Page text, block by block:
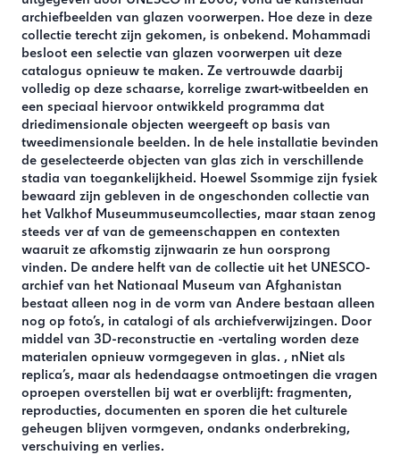
archiefbeelden van glazen voorwerpen. Hoe deze in deze
collectie terecht zijn gekomen, is onbekend. Mohammadi
besloot een selectie van glazen voorwerpen uit deze
catalogus opnieuw te maken. Ze vertrouwde daarbij
volledig op deze schaarse, korrelige zwart-witbeelden en
een speciaal hiervoor ontwikkeld programma dat
driedimensionale objecten weergeeft op basis van
tweedimensionale beelden. In de hele installatie bevinden
de geselecteerde objecten van glas zich in verschillende
stadia van toegankelijkheid. Hoewel Ssommige zijn fysiek
bewaard zijn gebleven in de ongeschonden collectie van
het Valkhof Museummuseumcollecties, maar staan zenog
steeds ver af van de gemeenschappen en contexten
waaruit ze afkomstig zijnwaarin ze hun oorsprong
vinden. De andere helft van de collectie uit het UNESCO-
archief van het Nationaal Museum van Afghanistan
bestaat alleen nog in de vorm van Andere bestaan alleen
nog op foto’s, in catalogi of als archiefverwijzingen. Door
middel van 3D-reconstructie en -vertaling worden deze
materialen opnieuw vormgegeven in glas. , nNiet als
replica’s, maar als hedendaagse ontmoetingen die vragen
oproepen overstellen bij wat er overblijft: fragmenten,
reproducties, documenten en sporen die het culturele
geheugen blijven vormgeven, ondanks onderbreking,
verschuiving en verlies.